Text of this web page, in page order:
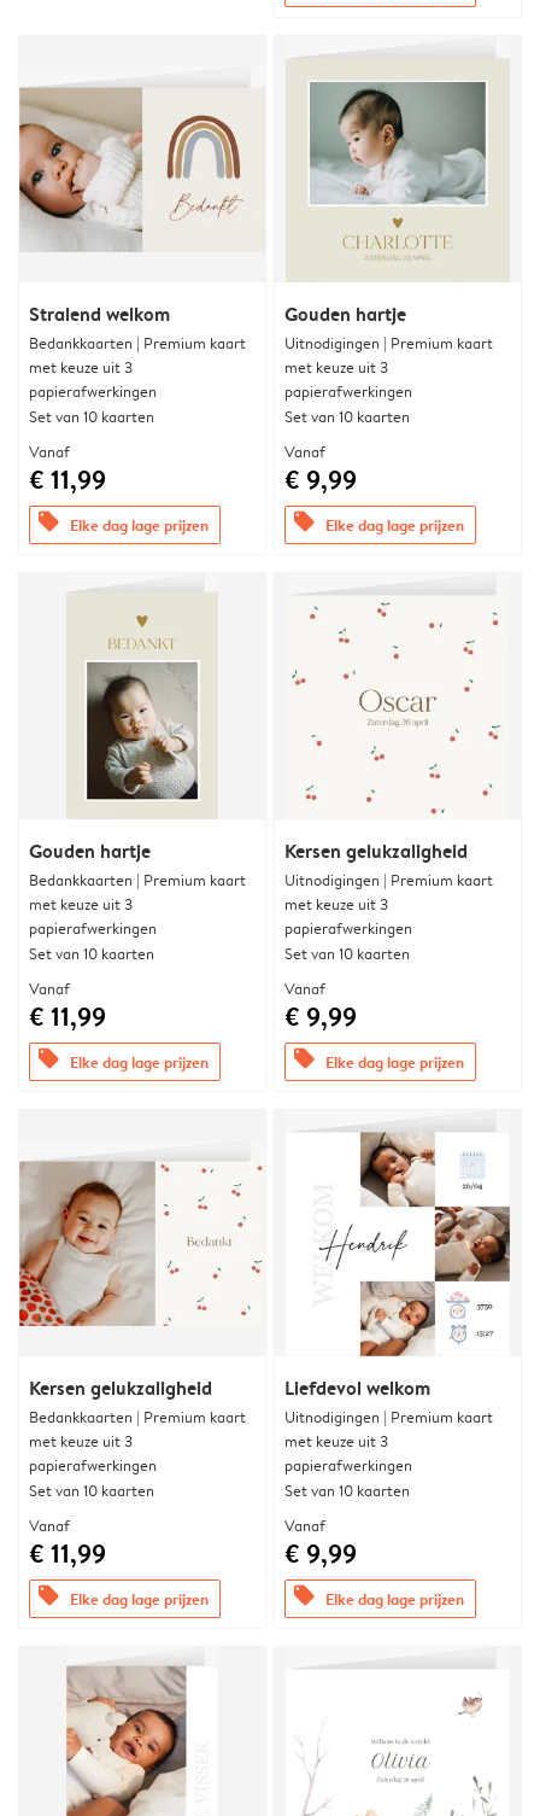
Stralend welkom
Bedankkaarten | Premium kaart
met keuze uit 3
papierafwerkingen
Set van 10 kaarten
Vanaf
€ 11,99
offers Elke dag lage prijzen
Gouden hartje
Uitnodigingen | Premium kaart
met keuze uit 3
papierafwerkingen
Set van 10 kaarten
Vanaf
€ 9,99
offers Elke dag lage prijzen
Gouden hartje
Bedankkaarten | Premium kaart
met keuze uit 3
papierafwerkingen
Set van 10 kaarten
Vanaf
€ 11,99
offers Elke dag lage prijzen
Kersen gelukzaligheid
Uitnodigingen | Premium kaart
met keuze uit 3
papierafwerkingen
Set van 10 kaarten
Vanaf
€ 9,99
offers Elke dag lage prijzen
Kersen gelukzaligheid
Bedankkaarten | Premium kaart
met keuze uit 3
papierafwerkingen
Set van 10 kaarten
Vanaf
€ 11,99
offers Elke dag lage prijzen
Liefdevol welkom
Uitnodigingen | Premium kaart
met keuze uit 3
papierafwerkingen
Set van 10 kaarten
Vanaf
€ 9,99
offers Elke dag lage prijzen